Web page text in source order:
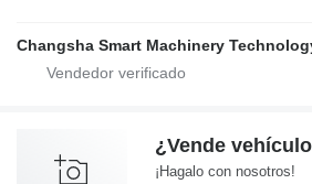
Changsha Smart Machinery
¿Vende
¡Hagalo con nosotros!